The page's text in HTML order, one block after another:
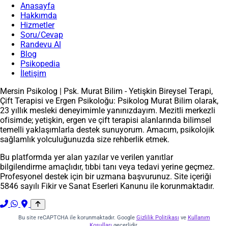
Anasayfa
Hakkımda
Hizmetler
Soru/Cevap
Randevu Al
Blog
Psikopedia
İletişim
Mersin Psikolog | Psk. Murat Bilim - Yetişkin Bireysel Terapi,
Çift Terapisi ve Ergen Psikoloğu: Psikolog Murat Bilim olarak,
23 yıllık mesleki deneyimimle yanınızdayım. Mezitli merkezli
ofisimde; yetişkin, ergen ve çift terapisi alanlarında bilimsel
temelli yaklaşımlarla destek sunuyorum. Amacım, psikolojik
sağlamlık yolculuğunuzda size rehberlik etmek.
Bu platformda yer alan yazılar ve verilen yanıtlar
bilgilendirme amaçlıdır, tıbbi tanı veya tedavi yerine geçmez.
Profesyonel destek için bir uzmana başvurunuz. Site içeriği
5846 sayılı Fikir ve Sanat Eserleri Kanunu ile korunmaktadır.
Bu site reCAPTCHA ile korunmaktadır. Google Gizlilik Politikası ve Kullanım